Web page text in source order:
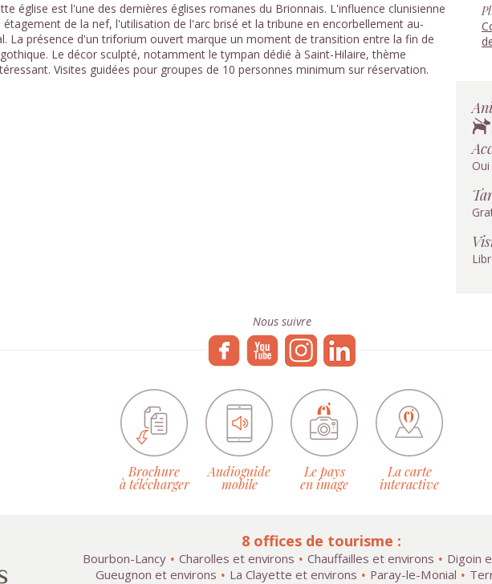
église est l'une des dernières églises romanes du Brionnais. L'influence clunisienne
de la nef, l'utilisation de l'arc brisé et la tribune en encorbellement au-
La présence d'un triforium ouvert marque un moment de transition entre la fin de
Le décor sculpté, notamment le tympan dédié à Saint-Hilaire, thème
Visites guidées pour groupes de 10 personnes minimum sur réservation.
Oui
Nous suivre
Brochure
à télécharger
Audioguide
mobile
Le pays
en image
La carte
interactive
8 offices de tourisme :
Bourbon-Lancy Charolles et environs Chauffailles et environs
Digoin
Gueugnon et environs
La Clayette et environs Paray-le-Monial